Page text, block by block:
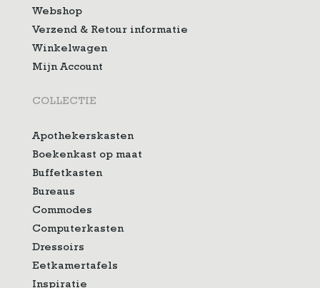
Webshop
Verzend & Retour informatie
Winkelwagen
Mijn Account
COLLECTIE
Apothekerskasten
Boekenkast op maat
Buffetkasten
Bureaus
Commodes
Computerkasten
Dressoirs
Eetkamertafels
Inspiratie